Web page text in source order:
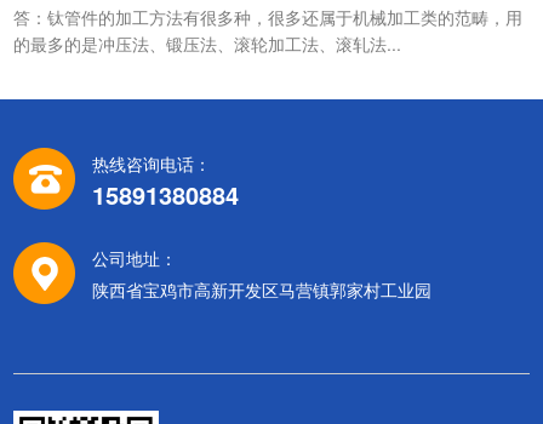
答：钛管件的加工方法有很多种，很多还属于机械加工类的范畴，用
的最多的是冲压法、锻压法、滚轮加工法、滚轧法...
热线咨询电话：
15891380884
公司地址：
陕西省宝鸡市高新开发区马营镇郭家村工业园